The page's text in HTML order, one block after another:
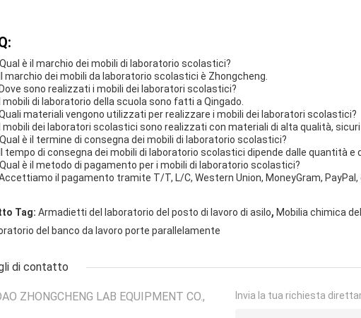
è il marchio dei mobili di laboratorio scolastici?
Il marchio dei mobili da laboratorio scolastici è Zhongcheng.
Dove sono realizzati i mobili dei laboratori scolastici?
mobili di laboratorio della scuola sono fatti a Qingado.
Quali materiali vengono utilizzati per realizzare i mobili dei laboratori scolastici?
I mobili dei laboratori scolastici sono realizzati con materiali di alta qualità, sicuri
è il termine di consegna dei mobili di laboratorio scolastici?
Il tempo di consegna dei mobili di laboratorio scolastici dipende dalle quantità e
è il metodo di pagamento per i mobili di laboratorio scolastici?
il pagamento tramite T/T, L/C, Western Union, MoneyGram, PayPal,
Tag: Armadietti del laboratorio del posto di lavoro di asilo, Mobilia chimica
del banco da lavoro porte parallelamente
di contatto
ZHONGCHENG LAB EQUIPMENT CO.,
Invia la tua richiesta